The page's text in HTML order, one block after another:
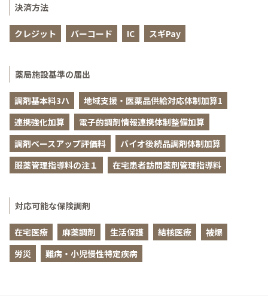
決済方法
クレジット バーコード IC スギPay
薬局施設基準の届出
調剤基本料3ハ
地域支援・医薬品供給対応体制加算1
連携強化加算
電子的調剤情報連携体制整備加算
調剤ベースアップ評価料
バイオ後続品調剤体制加算
服薬管理指導料の注１
在宅患者訪問薬剤管理指導料
対応可能な保険調剤
在宅医療 麻薬調剤 生活保護 結核医療
被爆
労災
難病・小児慢性特定疾病